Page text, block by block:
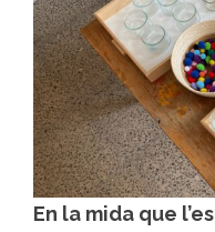
En la mida que